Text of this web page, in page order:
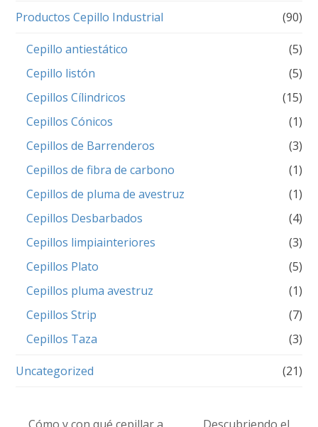
Productos Cepillo Industrial (90)
Cepillo antiestático
(5)
Cepillo listón
(5)
Cepillos Cílindricos
(15)
Cepillos Cónicos
(1)
Cepillos de Barrenderos
(3)
Cepillos de fibra de carbono
(1)
Cepillos de pluma de avestruz
(1)
Cepillos Desbarbados
(4)
Cepillos limpiainteriores
(3)
Cepillos Plato
(5)
Cepillos pluma avestruz
(1)
Cepillos Strip
(7)
Cepillos Taza
(3)
Uncategorized (21)